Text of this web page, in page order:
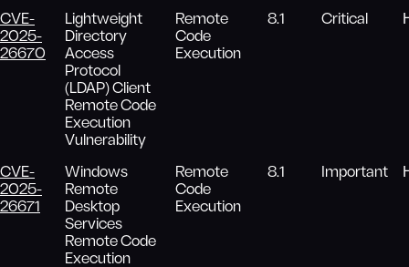
CVE-
2025-
26670
Lightweight
Directory
Access
Protocol
(LDAP) Client
Remote Code
Execution
Vulnerability
Remote
Code
Execution
8.1 Critical
CVE-
2025-
26671
Windows
Remote
Desktop
Services
Remote Code
Execution
Remote
Code
Execution
8.1 Important